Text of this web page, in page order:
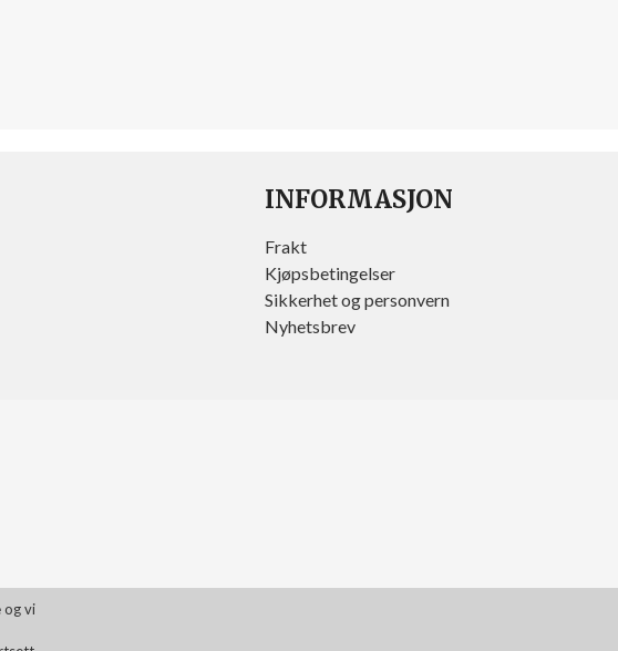
INFORMASJON
Frakt
Kjøpsbetingelser
Sikkerhet og personvern
Nyhetsbrev
og vi